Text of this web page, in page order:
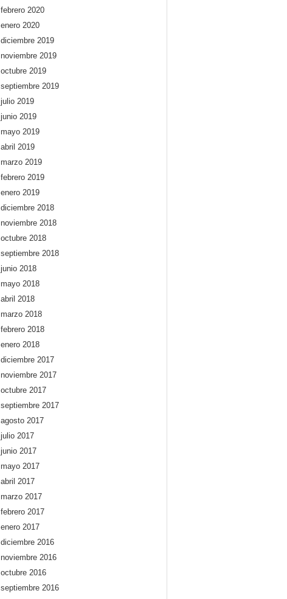
febrero 2020
enero 2020
diciembre 2019
noviembre 2019
octubre 2019
septiembre 2019
julio 2019
junio 2019
mayo 2019
abril 2019
marzo 2019
febrero 2019
enero 2019
diciembre 2018
noviembre 2018
octubre 2018
septiembre 2018
junio 2018
mayo 2018
abril 2018
marzo 2018
febrero 2018
enero 2018
diciembre 2017
noviembre 2017
octubre 2017
septiembre 2017
agosto 2017
julio 2017
junio 2017
mayo 2017
abril 2017
marzo 2017
febrero 2017
enero 2017
diciembre 2016
noviembre 2016
octubre 2016
septiembre 2016